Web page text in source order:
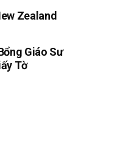
Zealand
Giáo Sư
Tờ